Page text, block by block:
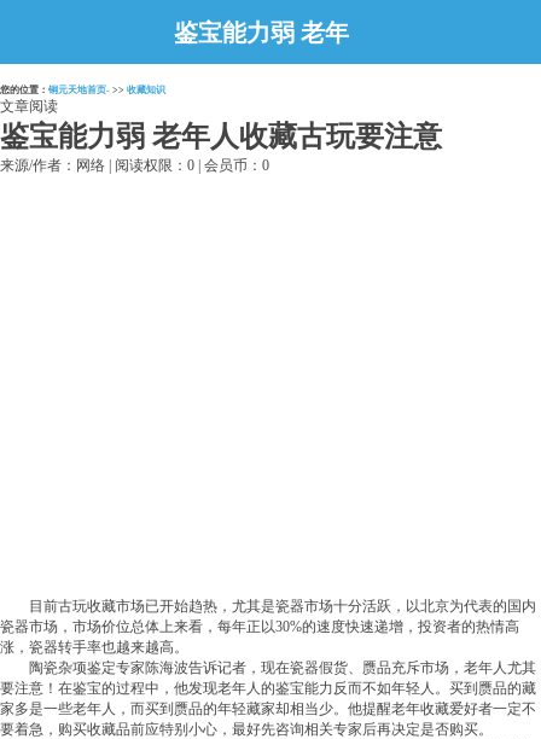
鉴宝能力弱 老年
人收藏古玩要注意
您的位置： 铜元天地首页- >> 收藏知识
文章阅读
鉴宝能力弱 老年人收藏古玩要注意
来源/作者：网络 | 阅读权限：0 | 会员币：0
目前古玩收藏市场已开始趋热，尤其是瓷器市场十分活跃，以北京为代表的国内
瓷器市场，市场价位总体上来看，每年正以30%的速度快速递增，投资者的热情高
涨，瓷器转手率也越来越高。
陶瓷杂项鉴定专家陈海波告诉记者，现在瓷器假货、赝品充斥市场，老年人尤其
要注意！在鉴宝的过程中，他发现老年人的鉴宝能力反而不如年轻人。买到赝品的藏
家多是一些老年人，而买到赝品的年轻藏家却相当少。他提醒老年收藏爱好者一定不
要着急，购买收藏品前应特别小心，最好先咨询相关专家后再决定是否购买。